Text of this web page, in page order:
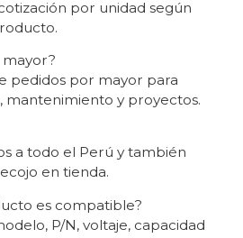
por unidad según
pedidos por mayor para
mantenimiento y proyectos.
a todo el Perú y también
en tienda.
es compatible?
P/N, voltaje, capacidad